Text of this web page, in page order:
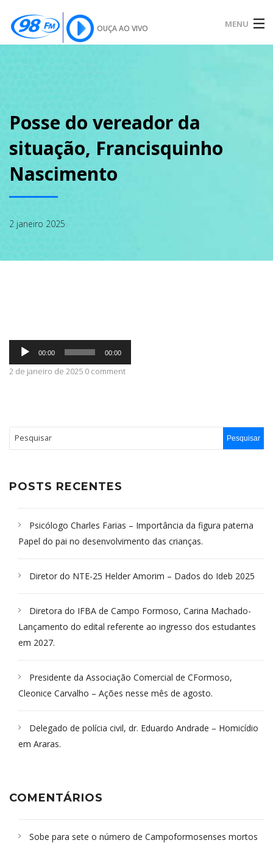
OUÇA AO VIVO MENU
SOBRE
CONTATO
Posse do vereador da
situação, Francisquinho
Nascimento
2 janeiro 2025
Tocador
áudio
00:00 00:00
2 de janeiro de 2025 0 comment
POSTS RECENTES
Psicólogo Charles Farias – Importância da figura paterna
Papel do pai no desenvolvimento das crianças.
Diretor do NTE-25 Helder Amorim – Dados do Ideb 2025
Diretora do IFBA de Campo Formoso, Carina Machado-
Lançamento do edital referente ao ingresso dos estudantes
em 2027.
Presidente da Associação Comercial de CFormoso,
Cleonice Carvalho – Ações nesse mês de agosto.
Delegado de polícia civil, dr. Eduardo Andrade – Homicídio
em Araras.
COMENTÁRIOS
Sobe para sete o número de Campoformosenses mortos